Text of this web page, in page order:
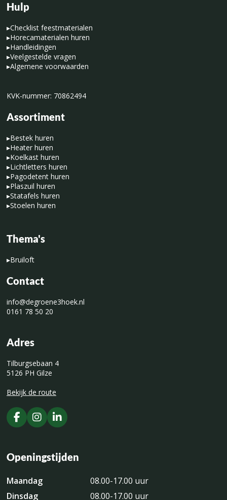
Hulp
▸Checklist feestmaterialen
▸Horecamaterialen huren
▸Handleidingen
▸Veelgestelde vragen
▸Algemene voorwaarden
KVK-nummer: 70862494
Assortiment
▸Bestek huren
▸Heater huren
▸Koelkast huren
▸Lichtletters huren
▸Pagodetent huren
▸Plaszuil huren
▸Statafels huren
▸Stoelen huren
Thema's
▸Bruiloft
Contact
info@degroene3hoek.nl
0161 78 50 20
Adres
Tilburgsebaan 4
5126 PH Gilze
Bekijk de route
Openingstijden
Maandag
08.00-17.00 uur
Dinsdag
08.00-17.00 uur